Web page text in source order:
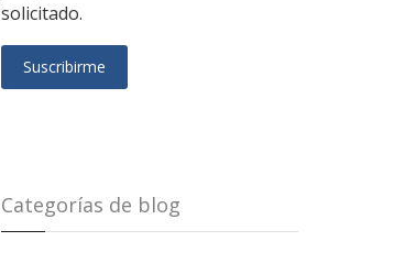
solicitado.
Categorías de blog